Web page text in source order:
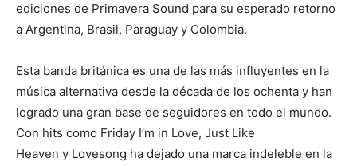
ediciones de Primavera Sound para su esperado retorno
a Argentina, Brasil, Paraguay y Colombia.
Esta banda británica es una de las más influyentes en la
música alternativa desde la década de los ochenta y han
logrado una gran base de seguidores en todo el mundo.
Con hits como Friday I’m in Love, Just Like
Heaven y Lovesong ha dejado una marca indeleble en la